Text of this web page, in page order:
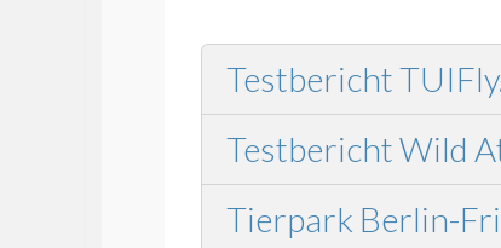
Testbericht
Testbericht Wild
Tierpark Berlin-